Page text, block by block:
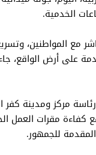
الخدمية.
مع المواطنين،
على أرض الواقع،
مركز ومدينة كفر
كفاءة مقرات العمل
للجمهور.